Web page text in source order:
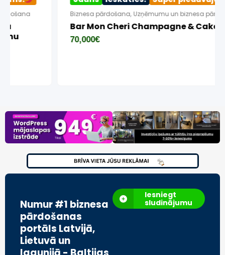
Biznesa pārdošana, Uzņēmumu un biznesa pārdošana
Bar Mon Cheri Champagne & Cakes
Numur #1 biznesa
pārdošanas
portāls Latvijā,
Lietuvā un
Iesniegt
sludinājumu